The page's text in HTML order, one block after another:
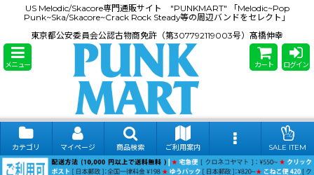
US Melodic/Skacore専門通販サイト "PUNKMART" 「Melodic~Pop
Punk~Ska/Skacore~Crack Rock Steady等の周辺バンドをセレクト」
東京都公安委員会公認古物商免許（第307792119003号）髙橋伸幸
メニュー カート ログイン
カテゴリ マイページ 商品検索 ご利用案内 SALE ITEM